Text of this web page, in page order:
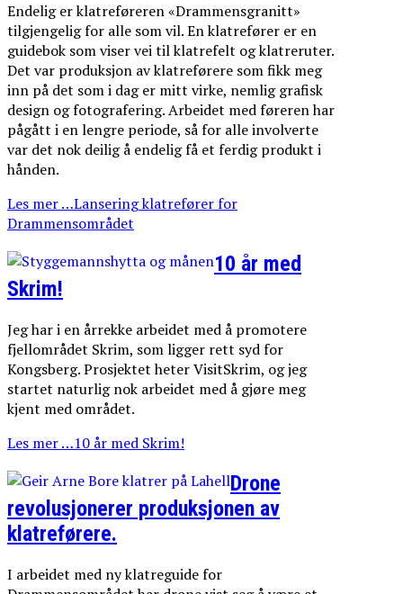
Endelig er klatreføreren «Drammensgranitt»
tilgjengelig for alle som vil. En klatrefører er en
guidebok som viser vei til klatrefelt og klatreruter.
Det var produksjon av klatreførere som fikk meg
inn på det som i dag er mitt virke, nemlig grafisk
design og fotografering. Arbeidet med føreren har
pågått i en lengre periode, så for alle involverte
var det nok deilig å endelig få et ferdig produkt i
hånden.
Les mer …Lansering klatrefører for
Drammensområdet
10 år med
Skrim!
Jeg har i en årrekke arbeidet med å promotere
fjellområdet Skrim, som ligger rett syd for
Kongsberg. Prosjektet heter VisitSkrim, og jeg
startet naturlig nok arbeidet med å gjøre meg
kjent med området.
Les mer …10 år med Skrim!
Drone
revolusjonerer produksjonen av
klatreførere.
I arbeidet med ny klatreguide for